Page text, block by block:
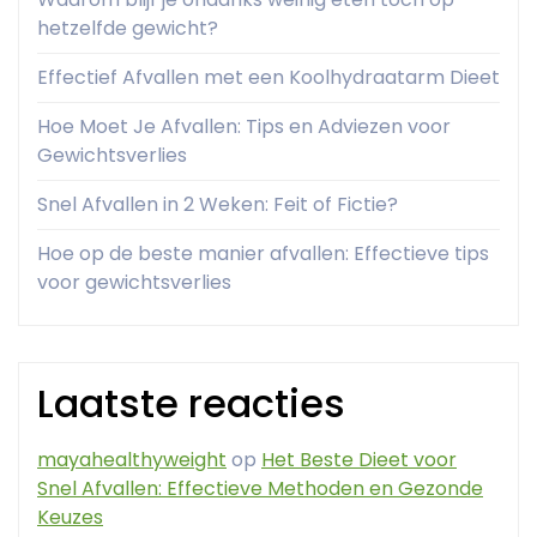
hetzelfde gewicht?
Effectief Afvallen met een Koolhydraatarm Dieet
Hoe Moet Je Afvallen: Tips en Adviezen voor
Gewichtsverlies
Snel Afvallen in 2 Weken: Feit of Fictie?
Hoe op de beste manier afvallen: Effectieve tips
voor gewichtsverlies
Laatste reacties
mayahealthyweight op Het Beste Dieet voor
Snel Afvallen: Effectieve Methoden en Gezonde
Keuzes